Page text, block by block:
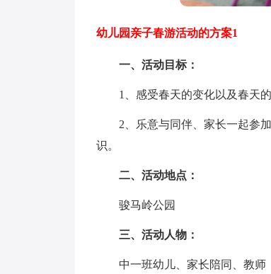
幼儿园亲子春游活动的方案1
一、活动目标：
1、感受春天的变化以及春天的
2、乐意与同伴、家长一起参加
识。
二、活动地点：
骏马岭公园
三、活动人物：
中一班幼儿、家长陪同、教师